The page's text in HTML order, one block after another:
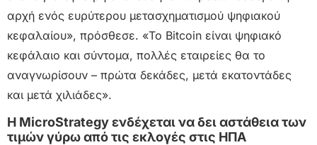
αρχή ενός ευρύτερου μετασχηματισμού ψηφιακού
κεφαλαίου», πρόσθεσε. «Το Bitcoin είναι ψηφιακό
κεφάλαιο και σύντομα, πολλές εταιρείες θα το
αναγνωρίσουν – πρώτα δεκάδες, μετά εκατοντάδες
και μετά χιλιάδες».
Η MicroStrategy ενδέχεται να δει αστάθεια των
τιμών γύρω από τις εκλογές στις ΗΠΑ